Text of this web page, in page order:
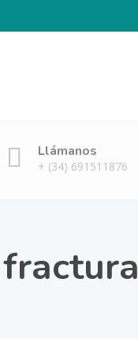
Llámanos
+ (34) 691511876
fractura